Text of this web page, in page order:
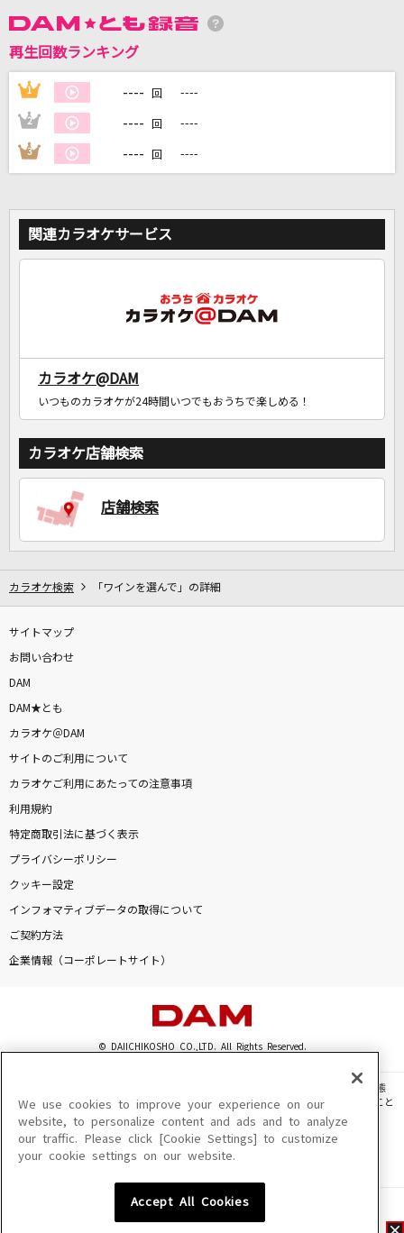
DAMに会員登録・ログインして
家族や友達と一緒に！練習にも！
再生回数ランキング
1 ---- 回 ----
2 ---- 回 ----
3 ---- 回 ----
関連カラオケサービス
カラオケ@DAM
いつものカラオケが24時間いつでもおうちで楽しめる！
カラオケ店舗検索
店舗検索
カラオケ検索 「ワインを選んで」の詳細
サイトマップ
お問い合わせ
DAM
DAM★とも
カラオケ＠DAM
サイトのご利用について
カラオケご利用にあたっての注意事項
利用規約
特定商取引法に基づく表示
プライバシーポリシー
クッキー設定
インフォマティブデータの取得について
ご契約方法
企業情報（コーポレートサイト）
© DAIICHIKOSHO CO.,LTD. All Rights Reserved.
このサイトに掲載されている一切の文章・画像・写真・動画・音声等を、手段や形態
を問わず、著作権法の定める範囲を超えて無断で複製、転載、ファイル化などすること
を禁じます。
楽曲及びコンテンツは、機種によりご利用いただけない場合があります。
楽曲及びコンテンツの配信日、配信内容が変更になる場合があります。
We use cookies to improve your experience on our
website, to personalize content and ads and to analyze
our traffic. Please click [Cookie Settings] to customize
your cookie settings on our website.
Accept All Cookies